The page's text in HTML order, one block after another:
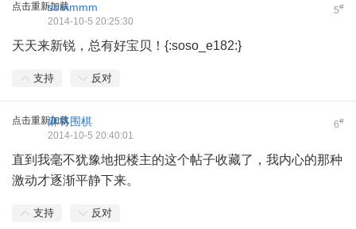
点击重新加载 5#
sommmm
2014-10-5 20:25:30
天天来新锐，总有好宝贝！{:soso_e182:}
支持 反对
点击重新加载 6#
麻将围棋
2014-10-5 20:40:01
直到我毫不犹豫地把楼主的这个帖子收藏了，我内心的那种
激动才逐渐平静下来。
支持 反对